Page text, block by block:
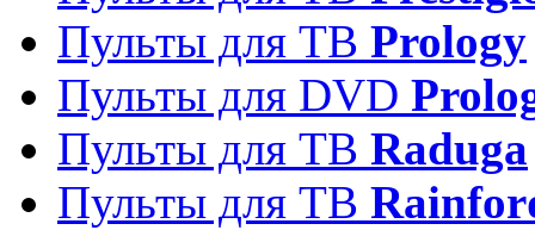
Пульты для ТВ Prology
Пульты для DVD
Пульты для ТВ Raduga
Пульты для ТВ